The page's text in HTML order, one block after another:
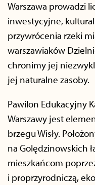
Warszawa prowadzi
inwestycyjne,
przywrócenia rzeki
warszawiaków
chronimy jej
jej naturalne zasoby.
Pawilon Edukacyjny
Warszawy jest
brzegu Wisły.
na Golędzinowskich
mieszkańcom
i proprzyrodniczą,